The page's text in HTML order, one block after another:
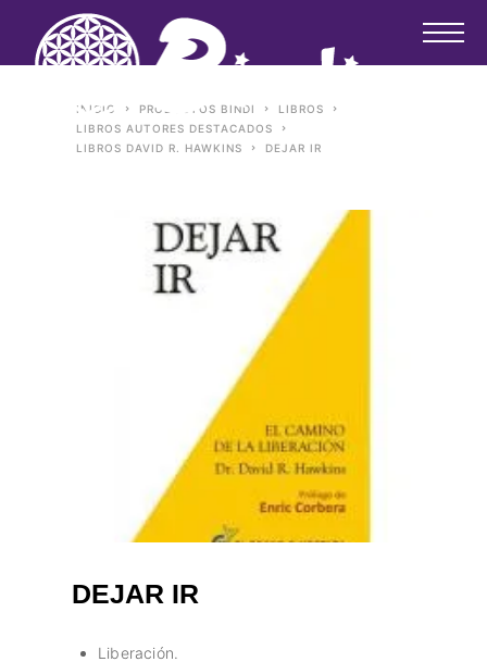
INICIO PRODUCTOS BINDI
LIBROS
LIBROS AUTORES DESTACADOS
LIBROS DAVID R. HAWKINS
DEJAR IR
DEJAR IR
Liberación.